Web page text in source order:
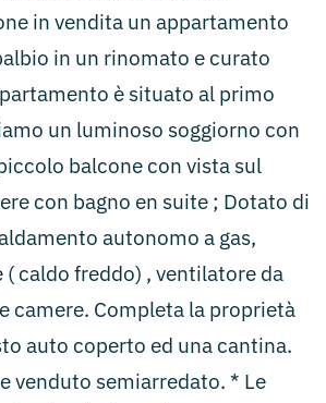
in vendita un appartamento
in un rinomato e curato
è situato al primo
un luminoso soggiorno con
balcone con vista sul
con bagno en suite ; Dotato di
autonomo a gas,
( caldo freddo) , ventilatore da
camere. Completa la proprietà
auto coperto ed una cantina.
venduto semiarredato. * Le